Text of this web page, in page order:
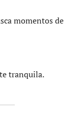
momentos de
tranquila.